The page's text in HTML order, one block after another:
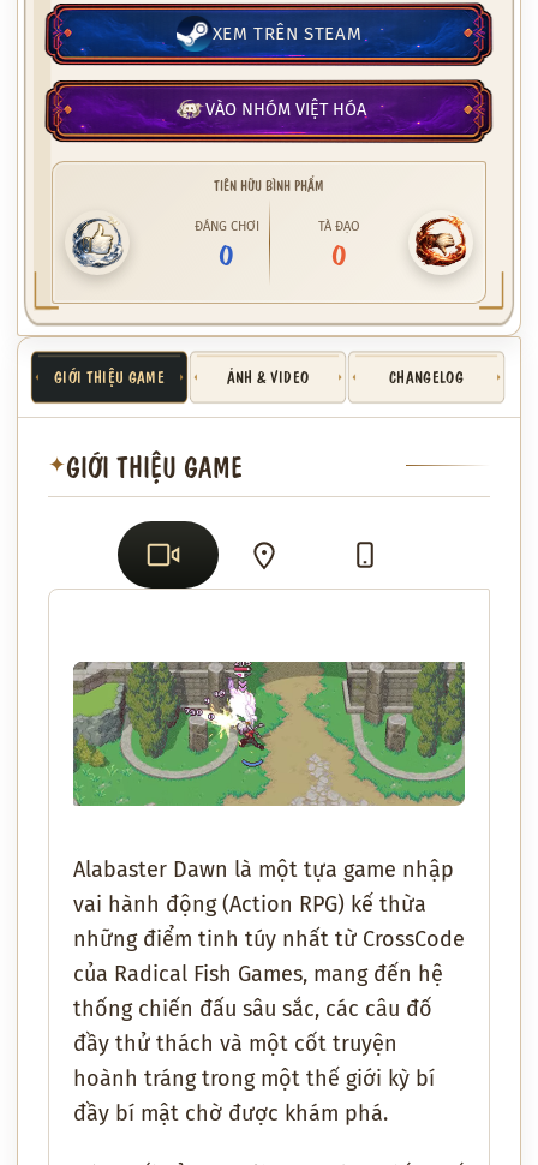
XEM TRÊN STEAM
VÀO NHÓM VIỆT HÓA
TIÊN HỮU BÌNH PHẨM
ĐÁNG CHƠI
0
TÀ ĐẠO
0
GIỚI THIỆU GAME ẢNH & VIDEO CHANGELOG
✦GIỚI THIỆU GAME
Alabaster Dawn là một tựa game nhập
vai hành động (Action RPG) kế thừa
những điểm tinh túy nhất từ CrossCode
của Radical Fish Games, mang đến hệ
thống chiến đấu sâu sắc, các câu đố
đầy thử thách và một cốt truyện
hoành tráng trong một thế giới kỳ bí
đầy bí mật chờ được khám phá.